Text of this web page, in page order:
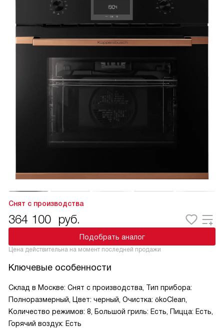
Снят с производства
364 100 руб.
Подобрать аналог
Цена действительна на момент последней продажи
Ключевые особенности
Склад в Москве: Снят с производства, Тип прибора:
Полноразмерный, Цвет: черный, Очистка: ökoClean,
Количество режимов: 8, Большой гриль: Есть, Пицца: Есть,
Горячий воздух: Есть